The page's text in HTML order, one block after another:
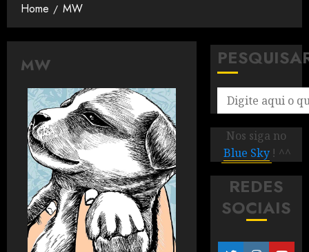
Home MW
MW
Nos siga no
Blue Sky ! ^^
REDES
SOCIAIS